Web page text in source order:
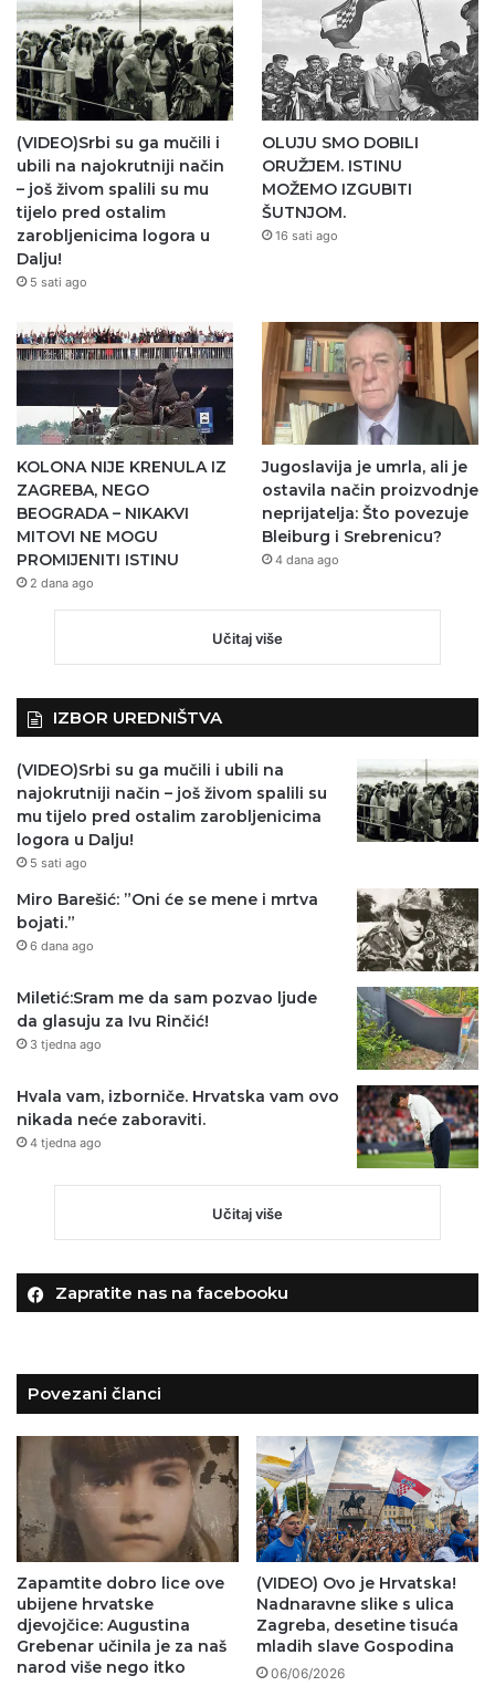
(VIDEO)Srbi su ga mučili i
ubili na najokrutniji način
– još živom spalili su mu
tijelo pred ostalim
zarobljenicima logora u
Dalju!
5 sati ago
OLUJU SMO DOBILI
ORUŽJEM. ISTINU
MOŽEMO IZGUBITI
ŠUTNJOM.
16 sati ago
KOLONA NIJE KRENULA IZ
ZAGREBA, NEGO
BEOGRADA – NIKAKVI
MITOVI NE MOGU
PROMIJENITI ISTINU
2 dana ago
Jugoslavija je umrla, ali je
ostavila način proizvodnje
neprijatelja: Što povezuje
Bleiburg i Srebrenicu?
4 dana ago
Učitaj više
IZBOR UREDNIŠTVA
(VIDEO)Srbi su ga mučili i ubili na
najokrutniji način – još živom spalili su
mu tijelo pred ostalim zarobljenicima
logora u Dalju!
5 sati ago
Miro Barešić: ”Oni će se mene i mrtva
bojati.”
6 dana ago
Miletić:Sram me da sam pozvao ljude
da glasuju za Ivu Rinčić!
3 tjedna ago
Hvala vam, izborniče. Hrvatska vam ovo
nikada neće zaboraviti.
4 tjedna ago
Učitaj više
Zapratite nas na facebooku
Povezani članci
Zapamtite dobro lice ove
ubijene hrvatske
djevojčice: Augustina
Grebenar učinila je za naš
narod više nego itko
(VIDEO) Ovo je Hrvatska!
Nadnaravne slike s ulica
Zagreba, desetine tisuća
mladih slave Gospodina
06/06/2026